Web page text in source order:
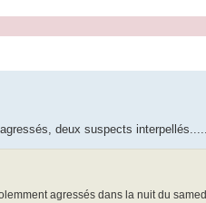
deux suspects interpellés.....
agressés dans la nuit du